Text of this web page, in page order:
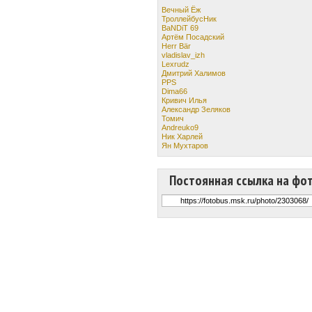
Вечный Ёж
ТроллейбусНик
BaNDiT 69
Артём Посадский
Herr Bär
vladislav_izh
Lexrudz
Дмитрий Халимов
PPS
Dima66
Кривич Илья
Александр Зеляков
Томич
Andreuko9
Ник Харлей
Ян Мухтаров
Постоянная ссылка на